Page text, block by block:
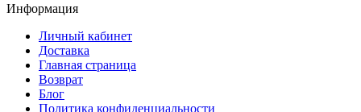
Информация
Личный кабинет
Доставка
Главная страница
Возврат
Блог
Политика конфиденциальности